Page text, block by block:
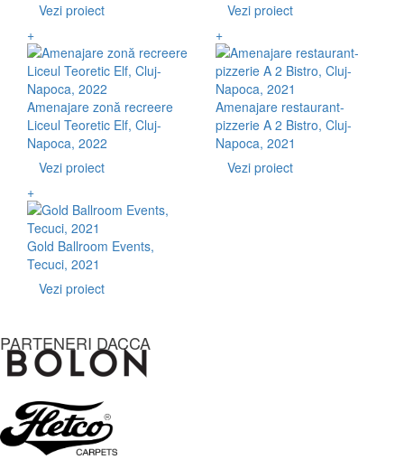
Vezi proiect
Vezi proiect
+
Amenajare zonă recreere
Liceul Teoretic Elf, Cluj-
Napoca, 2022
Vezi proiect
+
Amenajare restaurant-
pizzerie A 2 Bistro, Cluj-
Napoca, 2021
Vezi proiect
+
Gold Ballroom Events,
Tecuci, 2021
Vezi proiect
PARTENERI DACCA